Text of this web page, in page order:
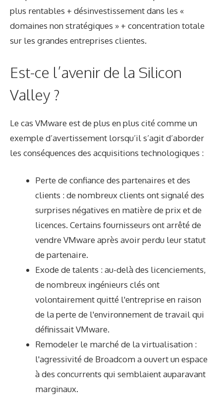
plus rentables + désinvestissement dans les «
domaines non stratégiques » + concentration totale
sur les grandes entreprises clientes.
Est-ce l’avenir de la Silicon
Valley ?
Le cas VMware est de plus en plus cité comme un
exemple d’avertissement lorsqu’il s’agit d’aborder
les conséquences des acquisitions technologiques :
Perte de confiance des partenaires et des
clients : de nombreux clients ont signalé des
surprises négatives en matière de prix et de
licences. Certains fournisseurs ont arrêté de
vendre VMware après avoir perdu leur statut
de partenaire.
Exode de talents : au-delà des licenciements,
de nombreux ingénieurs clés ont
volontairement quitté l'entreprise en raison
de la perte de l'environnement de travail qui
définissait VMware.
Remodeler le marché de la virtualisation :
l'agressivité de Broadcom a ouvert un espace
à des concurrents qui semblaient auparavant
marginaux.